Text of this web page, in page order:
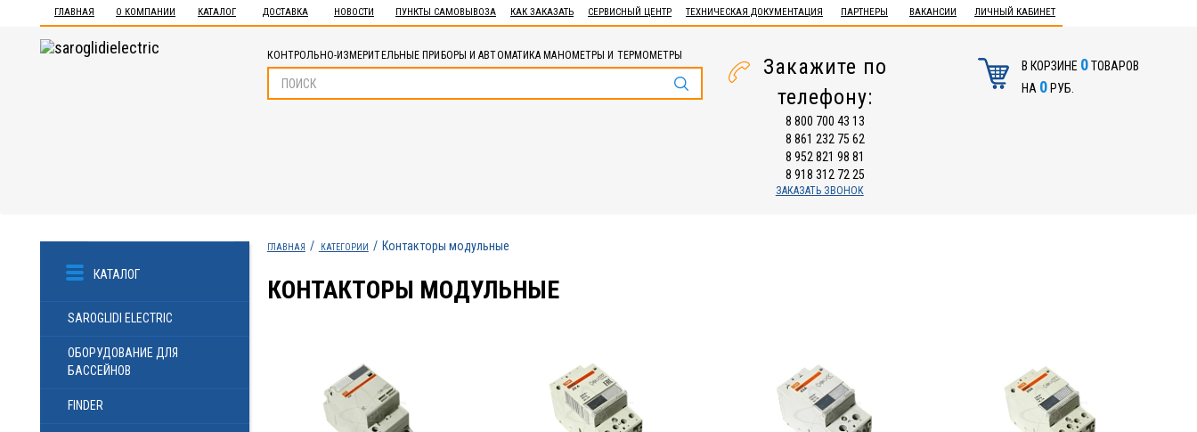
ГЛАВНАЯ О КОМПАНИИ КАТАЛОГ ДОСТАВКА НОВОСТИ ПУНКТЫ САМОВЫВОЗА КАК ЗАКАЗАТЬ СЕРВИСНЫЙ ЦЕНТР ТЕХНИЧЕСКАЯ ДОКУМЕНТАЦИЯ ПАРТНЕРЫ ВАКАНСИИ ЛИЧНЫЙ КАБИНЕТ
КОНТРОЛЬНО-ИЗМЕРИТЕЛЬНЫЕ ПРИБОРЫ И АВТОМАТИКА МАНОМЕТРЫ И ТЕРМОМЕТРЫ
Закажите по
телефону:
8 800 700 43 13
8 861 232 75 62
8 952 821 98 81
8 918 312 72 25
ЗАКАЗАТЬ ЗВОНОК
В КОРЗИНЕ 0ТОВАРОВ
НА 0РУБ.
КАТАЛОГ
SAROGLIDI ELECTRIC
ОБОРУДОВАНИЕ ДЛЯ
БАССЕЙНОВ
FINDER
ГЛАВНАЯ КАТЕГОРИИ Контакторы модульные
КОНТАКТОРЫ МОДУЛЬНЫЕ